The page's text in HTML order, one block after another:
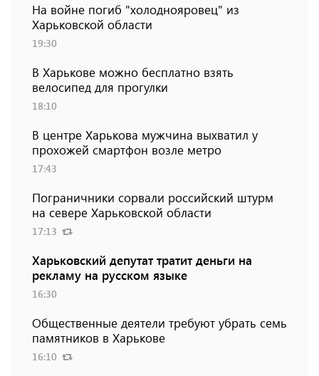
На войне погиб "холоднояровец" из
Харьковской области
19:30
В Харькове можно бесплатно взять
велосипед для прогулки
18:10
В центре Харькова мужчина выхватил у
прохожей смартфон возле метро
17:43
Пограничники сорвали российский штурм
на севере Харьковской области
17:13
Харьковский депутат тратит деньги на
рекламу на русском языке
16:30
Общественные деятели требуют убрать семь
памятников в Харькове
16:10